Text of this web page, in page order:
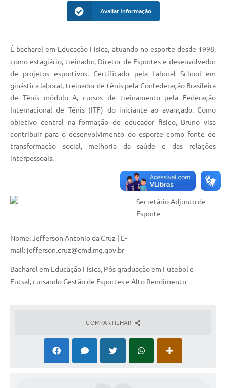
Arquivos para Download
Obras
Galeria de Vídeos
Projetos
Links
Telefones Úteis
Diário Oficial
Avaliar Informação
É bacharel em Educação Física, atuando no esporte desde 1998,
como estagiário, treinador, Diretor de Esportes e desenvolvedor
de projetos esportivos. Certificado pela Laboral School em
ginástica laboral, treinador de tênis pela Confederação Brasileira
de Tênis módulo A, cursos de treinamento pela Federação
Internacional de Tênis (ITF) do iniciante ao avançado. Como
objetivo central na formação de educador físico, Bruno visa
contribuir para o desenvolvimento do esporte como fonte de
transformação social, melhoria da saúde e das relações
interpessoais.
Secretário Adjunto de
Esporte
Nome: Jefferson Antonio da Cruz | E-
mail: jefferson.cruz@cmd.mg.gov.br
Bacharel em Educação Física, Pós graduação em Futebol e
Futsal, cursando Gestão de Esportes e Alto Rendimento
COMPARTILHAR